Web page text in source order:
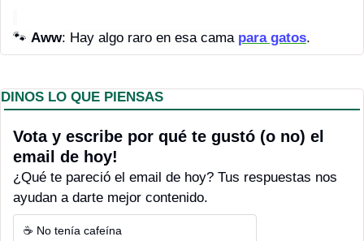
🐾 Aww: Hay algo raro en esa cama para gatos.
DINOS LO QUE PIENSAS
Vota y escribe por qué te gustó (o no) el
email de hoy!
¿Qué te pareció el email de hoy? Tus respuestas nos
ayudan a darte mejor contenido.
☕ No tenía cafeína